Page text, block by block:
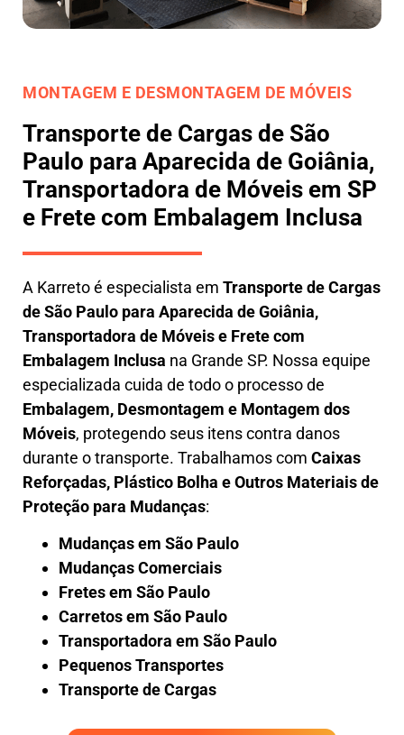
MONTAGEM E DESMONTAGEM DE MÓVEIS
Transporte de Cargas de São
Paulo para Aparecida de Goiânia,
Transportadora de Móveis em SP
e Frete com Embalagem Inclusa
A Karretoé especialista em Transporte de Cargas
de São Paulo para Aparecida de Goiânia,
Transportadora de Móveis e Frete com
Embalagem Inclusa na Grande SP. Nossa equipe
especializada cuida de todo o processo de
Embalagem, Desmontagem e Montagem dos
Móveis, protegendo seus itens contra danos
durante o transporte. Trabalhamos com Caixas
Reforçadas, Plástico Bolha e Outros Materiais de
Proteção para Mudanças:
Mudanças em São Paulo
Mudanças Comerciais
Fretes em São Paulo
Carretos em São Paulo
Transportadora em São Paulo
Pequenos Transportes
Transporte de Cargas